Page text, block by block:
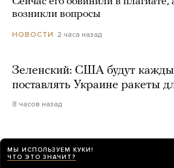
возникли вопросы
НОВОСТИ 2 часа назад
Зеленский: США будут
поставлять Украине ракеты
8 часов назад
МЫ ИСПОЛЬЗУЕМ КУКИ!
ЧТО ЭТО ЗНАЧИТ?